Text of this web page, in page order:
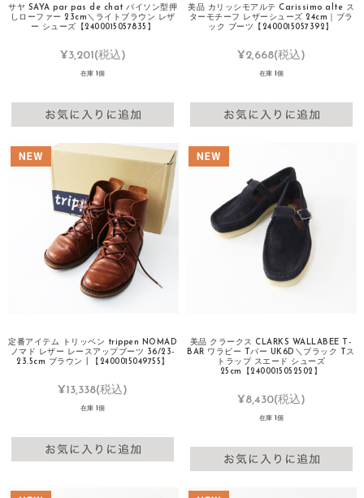
サヤ SAYA par pas de chat パイソン型押
しローファー 23cm＼ライトブラウン レザ
ー シューズ【2400015057835】
¥3,201(税込)
在庫 1個
美品 カリッシモアルテ Carissimo alte ス
ターモチーフ レザーシューズ 24cm｜ブラ
ック ブーツ【2400015057392】
¥2,668(税込)
在庫 1個
定番アイテム トリッペン trippen NOMAD
ノマド レザー レースアップブーツ 36/23-
23.5cm ブラウン┃【2400015049755】
¥13,338(税込)
在庫 1個
美品 クラークス CLARKS WALLABEE T-
BAR ワラビー Tバー UK6D＼ブラック Tス
トラップ スエード シューズ
25cm【2400015052502】
¥8,430(税込)
在庫 1個